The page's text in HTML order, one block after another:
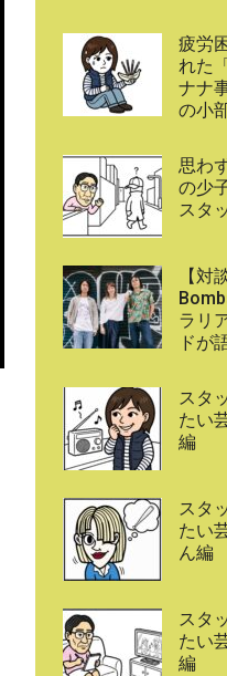
疲労
れた
ナナ
の小
思わ
の少
スタ
【対
ラリ
ドが
スタ
たい
編
スタ
たい
ん編
スタ
たい
編